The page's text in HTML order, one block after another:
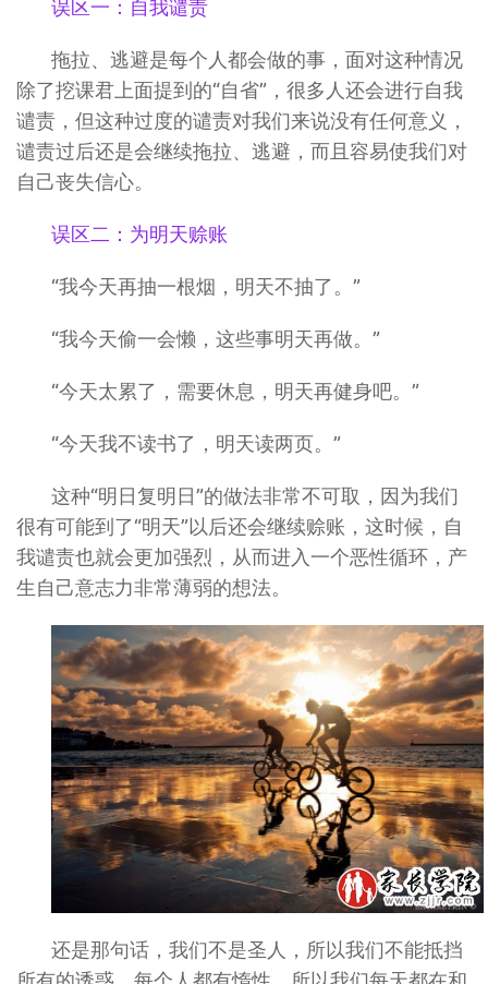
误区一：自我谴责
拖拉、逃避是每个人都会做的事，面对这种情况
除了挖课君上面提到的“自省”，很多人还会进行自我
谴责，但这种过度的谴责对我们来说没有任何意义，
谴责过后还是会继续拖拉、逃避，而且容易使我们对
自己丧失信心。
误区二：为明天赊账
“我今天再抽一根烟，明天不抽了。”
“我今天偷一会懒，这些事明天再做。”
“今天太累了，需要休息，明天再健身吧。”
“今天我不读书了，明天读两页。”
这种“明日复明日”的做法非常不可取，因为我们
很有可能到了“明天”以后还会继续赊账，这时候，自
我谴责也就会更加强烈，从而进入一个恶性循环，产
生自己意志力非常薄弱的想法。
还是那句话，我们不是圣人，所以我们不能抵挡